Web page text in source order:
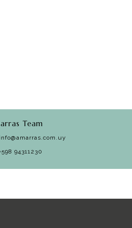
Team
info@amarras.com.uy
94311230